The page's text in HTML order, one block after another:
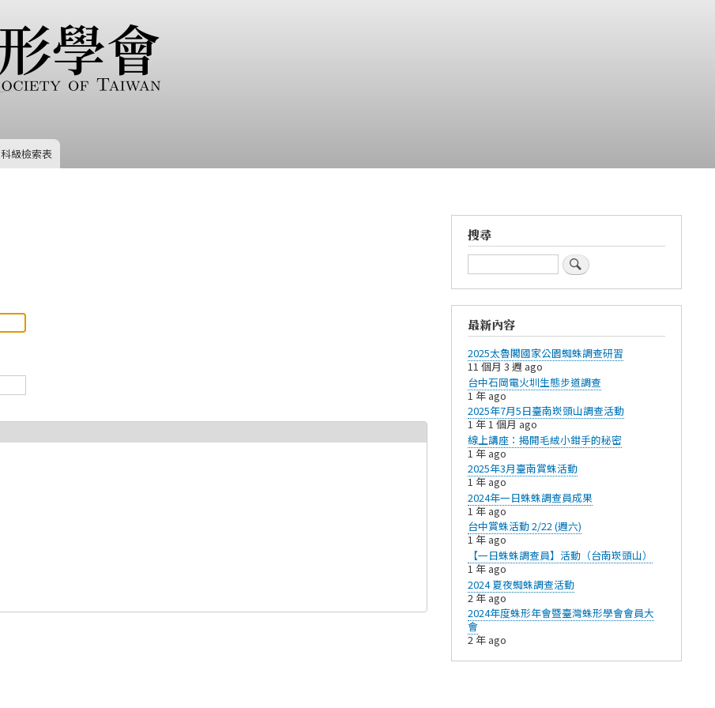
科級檢索表
搜尋
搜
尋
最新內容
2025太魯閣國家公園蜘蛛調查研習
11 個月 3 週 ago
台中石岡電火圳生態步道調查
1 年 ago
2025年7月5日臺南崁頭山調查活動
1 年 1 個月 ago
線上講座：揭開毛絨小鉗手的秘密
1 年 ago
​2025年3月臺南賞蛛活動
1 年 ago
2024年一日蛛蛛調查員成果
1 年 ago
台中賞蛛活動 2/22 (週六)
1 年 ago
【一日蛛蛛調查員】活動（台南崁頭山）
1 年 ago
2024 夏夜蜘蛛調查活動
2 年 ago
2024年度蛛形年會暨臺灣蛛形學會會員大
會
2 年 ago